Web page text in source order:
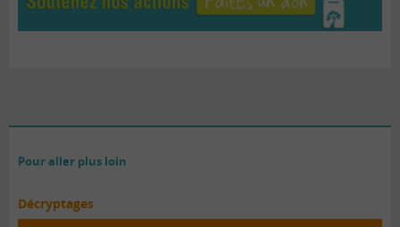
Pour aller plus loin
Décryptages